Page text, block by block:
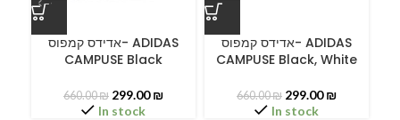
אדידס קמפוס- ADIDAS
CAMPUSE Black
660.00₪ 299.00₪
In stock
אדידס קמפוס- ADIDAS
CAMPUSE Black, White
660.00₪ 299.00₪
In stock